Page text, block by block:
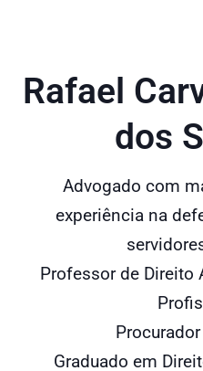
Rafael
dos
Advogado com
experiência na
Professor de Direito
Graduado em